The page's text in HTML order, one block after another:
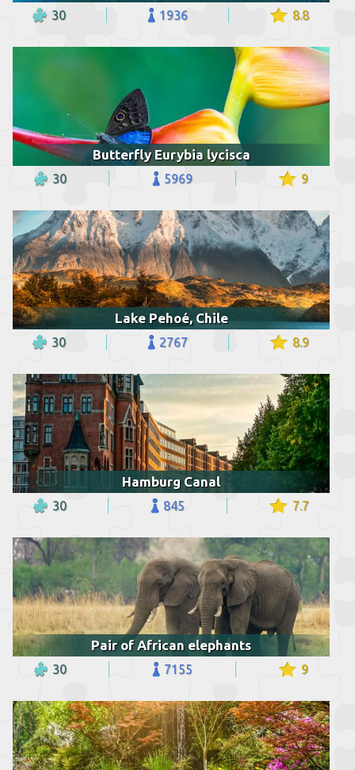
30 1936 8.8
Butterfly Eurybia lycisca
30 5969 9
Lake Pehoé, Chile
30 2767 8.9
Hamburg Canal
30 845 7.7
Pair of African elephants
30 7155 9